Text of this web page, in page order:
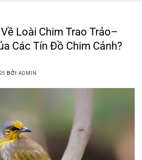
Loài Chim Trao Trảo–
Các Tín Đồ Chim Cảnh?
BỞI ADMIN